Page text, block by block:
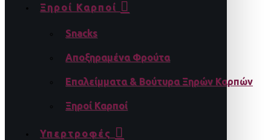
Ξηροί Καρποί
Snacks
Αποξηραμένα Φρούτα
Επαλείμματα & Βούτυρα Ξηρών Καρπών
Ξηροί Καρποί
Υπερτροφές